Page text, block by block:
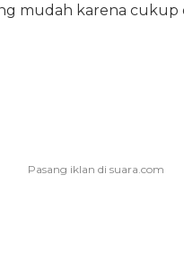
mudah karena cukup